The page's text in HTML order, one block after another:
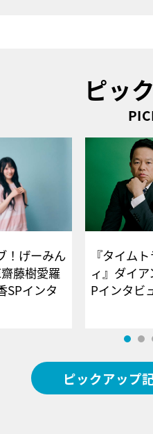
ピッ
！げーみん
藤樹愛羅
SPインタ
『タイム
ィ』ダイ
Pイン
ピックアップ